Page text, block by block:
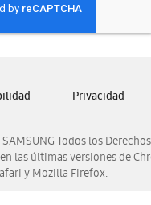
Nicaragua
Samsung Panamá
Venezuela
Todos los
las últimas versiones de
y Mozilla Firefox.
Privacidad